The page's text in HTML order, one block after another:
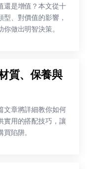
還是增值？本文從十
、對價值的影響，
做出明智決策。
質、保養與
文章將詳細教你如何
實用的搭配技巧，讓
陷阱。